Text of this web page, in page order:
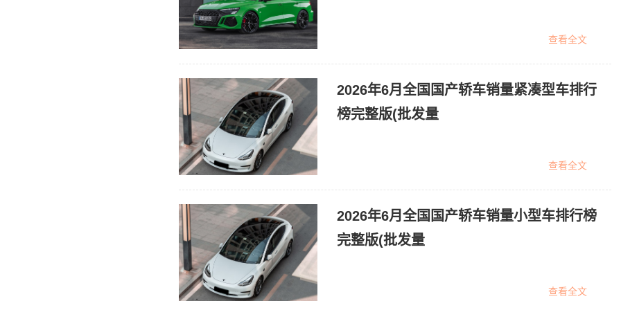
查看全文
2026年6月全国国产轿车销量紧凑型车排行
榜完整版(批发量
查看全文
2026年6月全国国产轿车销量小型车排行榜
完整版(批发量
查看全文